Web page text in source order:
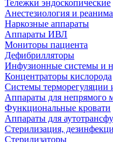
Тележки эндоскопические
Анестезиология и
Наркозные аппараты
Аппараты ИВЛ
Мониторы пациента
Дефибрилляторы
Инфузионные системы и
Концентраторы кислорода
Системы терморегуляции
Аппараты для непрямого
Функциональные кровати
Аппараты для
Стерилизация,
Стерилизаторы